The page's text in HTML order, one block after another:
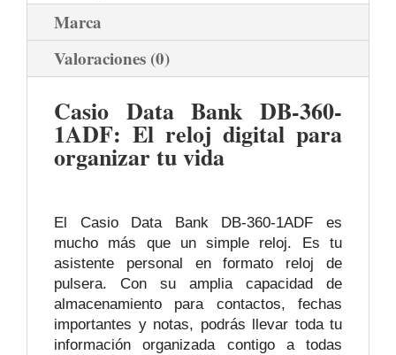
Marca
Valoraciones (0)
Casio Data Bank DB-360-
1ADF: El reloj digital para
organizar tu vida
El Casio Data Bank DB-360-1ADF es
mucho más que un simple reloj. Es tu
asistente personal en formato reloj de
pulsera. Con su amplia capacidad de
almacenamiento para contactos, fechas
importantes y notas, podrás llevar toda tu
información organizada contigo a todas